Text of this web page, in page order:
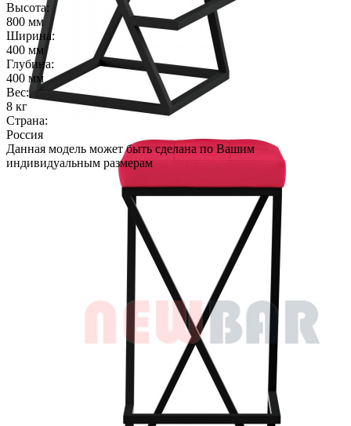
Высота:
800 мм
Ширина:
400 мм
Глубина:
400 мм
Вес:
8 кг
Страна:
Россия
Данная модель может быть сделана по Вашим
индивидуальным размерам